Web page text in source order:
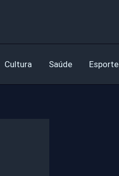
Cultura Saúde Esporte